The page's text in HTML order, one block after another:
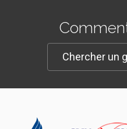
Chercher un